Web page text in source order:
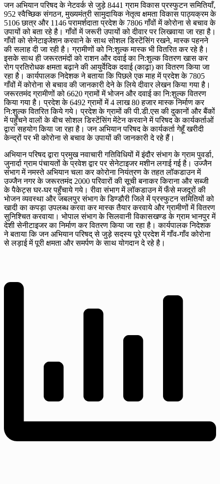
जन अभियान परिषद के नेटवर्क से जुड़े 8441 ग्राम विकास प्रस्फुटन समितियाँ,
952 स्वैच्छिक संगठन, मुख्यमंत्री सामुदायिक नेतृत्व क्षमता विकास पाठ्यक्रम के
5106 छात्र और 1146 परामर्शदाता प्रदेश के 7806 गाँवों में कोरोना से बचाव के
उपायों को बता रहे है। गाँवों में जरूरी उपायों को दीवार पर लिखवाया जा रहा है।
गाँवों को सेनेटाइजेशन करवाने के साथ सोशल डिस्टेंसिंग रखने, मास्क पहनने
की सलाह दी जा रही है। ग्रामीणों को नि:शुल्क मास्क भी वितरित कर रहे है।
इसके साथ ही जरूरतमंदों को राशन और दवाई का नि:शुल्क वितरण खास कर
रोग प्रतिरोधक क्षमता बढ़ाने की आयुर्वेदिक दवाई (काढ़ा) का वितरण किया जा
रहा है। कार्यपालक निदेशक ने बताया कि पिछले एक माह में प्रदेश के 7805
गाँवों में कोरोना से बचाव की जानकारी देने के लिये दीवार लेखन किया गया है।
जरूरतमंद ग्रामीणों को 6620 ग्रामों में भोजन और दवाई का नि:शुल्क वितरण
किया गया है। प्रदेश के 6492 ग्रामों में 4 लाख 80 हजार मास्क निर्माण कर
नि:शुल्क वितरित किये गये। प्रदेश के ग्रामों की पी.डी.एस की दुकानों और बैंकों
में पहुँचने वालों के बीच सोशल डिस्टेंसिंग मेंटेन करवाने में परिषद के कार्यकर्ताओं
द्वारा सहयोग किया जा रहा है। जन अभियान परिषद के कार्यकर्ता गेहूँ खरीदी
केन्द्रों पर भी कोरोना से बचाव के उपायों की जानकारी दे रहे हैं।
अभियान परिषद द्वारा प्रमुख नवाचारी गतिविधियों में इंदौर संभाग के ग्राम पुवर्डा,
जुनार्दा ग्राम पंचायतों के प्रवेश द्वार पर सेनेटाइजर मशीन लगाई गई है। उज्जैन
संभाग में नमस्ते अभियान चला कर कोरोना नियंत्रण के तहत लॉकडाउन में
उज्जैन नगर के जरूरतमंद 2000 परिवारों की सूची बनाकर किराना और सब्जी
के पैकेट्स घर-घर पहुँचाये गये। रीवा संभाग में लॉकडाउन में फँसे मजदूरों की
भोजन व्यवस्था और जबलपुर संभाग के डिण्डौरी जिले में प्रस्फुटन समितियों को
खादी का कपड़ा उपलब्ध करवा कर मास्क तैयार करवाये और ग्रामीणों में वितरण
सुनिश्चित करवाया। भोपाल संभाग के सिलवानी विकासखण्ड के ग्राम भानपुर में
देशी सेनीटाइजर का निर्माण कर वितरण किया जा रहा है। कार्यपालक निदेशक
ने बताया कि जन अभियान परिषद् से जुड़े सदस्य पूरे प्रदेश में गाँव-गाँव कोरोना
से लड़ाई में पूरी क्षमता और समर्पण के साथ योगदान दे रहे है।